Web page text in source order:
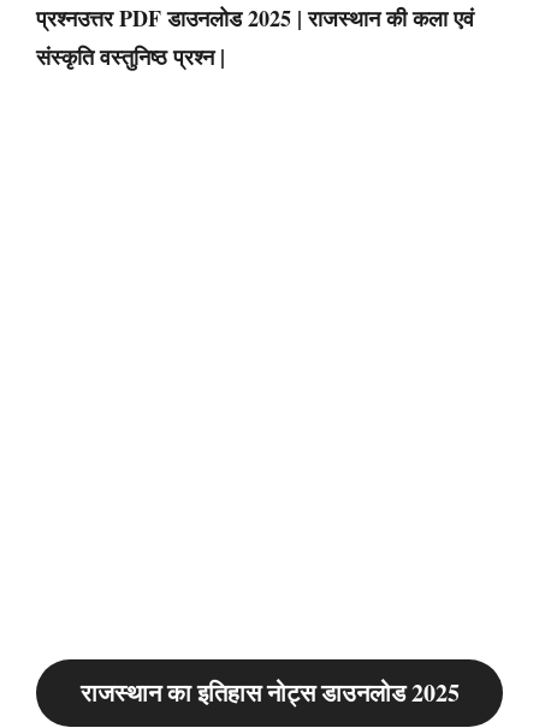
प्रश्नउत्तर PDF डाउनलोड 2025 | राजस्थान की कला एवं
संस्कृति वस्तुनिष्ठ प्रश्न |
राजस्थान का इतिहास नोट्स डाउनलोड 2025